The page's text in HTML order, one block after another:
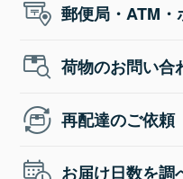
郵便局・ATM
荷物のお問い合
再配達のご依頼
お届け日数を調